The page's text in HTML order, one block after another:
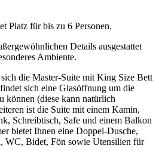
Platz für bis zu 6 Personen.
Details ausgestattet
Ambiente.
die Master-Suite mit King Size Bett
sich eine Glasöffnung um die
können (diese kann natürlich
ist die Suite mit einem Kamin,
Schreibtisch, Safe und einem Balkon
bietet Ihnen eine Doppel-Dusche,
WC, Bidet, Fön sowie Utensilien für